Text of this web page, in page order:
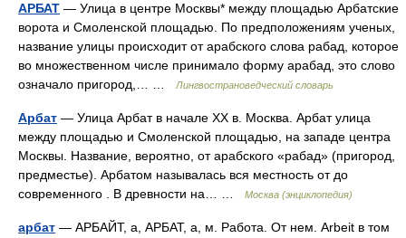
АРБАТ — Улица в центре Москвы* между площадью Арбатские
ворота и Смоленской площадью. По предположениям ученых,
название улицы происходит от арабского слова рабад, которое
во множественном числе принимало форму арабад, это слово
означало пригород,… …
Лингвострановедческий словарь
Арбат — Улица Арбат в начале XX в. Москва. Арбат улица
между площадью и Смоленской площадью, на западе центра
Москвы. Название, вероятно, от арабского «рабад» (пригород,
предместье). Арбатом называлась вся местность от до
современного . В древности на… …
Москва (энциклопедия)
арбат — АРБАЙТ, а, АРБАТ, а, м. Работа. От нем. Arbeit в том